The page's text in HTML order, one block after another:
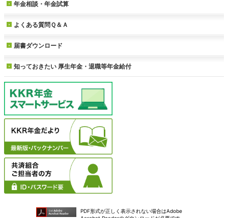
年金相談・年金試算
よくある質問Ｑ＆Ａ
届書ダウンロード
知っておきたい 厚生年金・退職等年金給付
PDF形式が正しく表示されない場合はAdobe